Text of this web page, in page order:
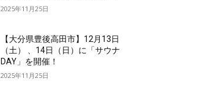
2025年11月25日
【大分県豊後高田市】12月13日
（土） 、14日（日）に「サウナ
DAY」を開催！
2025年11月25日